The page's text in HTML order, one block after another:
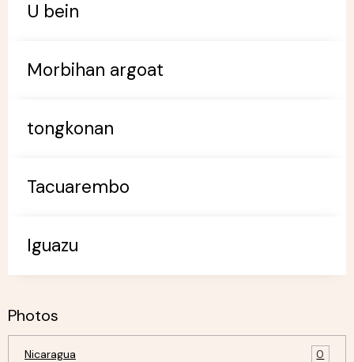
U bein
Morbihan argoat
tongkonan
Tacuarembo
Iguazu
Photos
Nicaragua 0